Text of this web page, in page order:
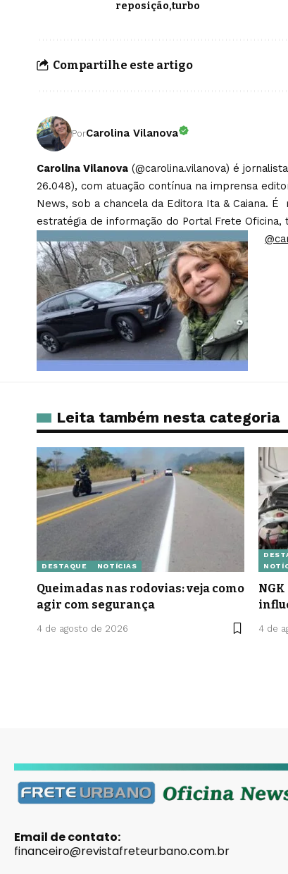
reposição turbo
Compartilhe este artigo
PorCarolina Vilanova
Carolina Vilanova (@carolina.vilanova) é
26.048), com atuação contínua na imprensa
News, sob a chancela da Editora Ita & Caiana.
estratégia de informação do Portal Frete
Leita também nesta categoria
DESTAQUE NOTÍCIAS
Queimadas nas rodovias: veja como
agir com segurança
4 de agosto de 2026 4 de
Email de contato:
financeiro@revistafreteurbano.com.br